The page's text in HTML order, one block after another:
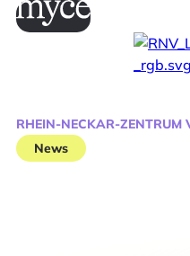
RHEIN-NECKAR-ZENTRUM
News